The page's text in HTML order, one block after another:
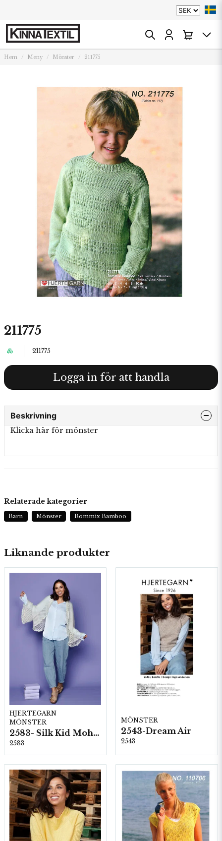
Hem Meny Mönster 211775
211775
211775
Logga in för att handla
Beskrivning
Klicka här för mönster
Liknande produkter
HJERTEGARN
MÖNSTER
2583- Silk Kid Mohair
2583
MÖNSTER
2543-Dream Air
2543
Relaterade kategorier
Barn Mönster Bommix Bamboo